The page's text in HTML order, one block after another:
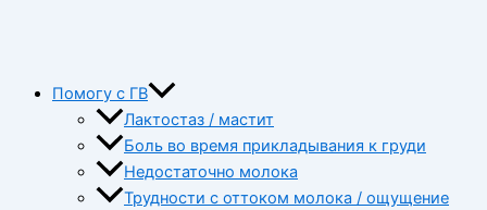
Помогу с ГВ
Лактостаз / мастит
Боль во время прикладывания к груди
Недостаточно молока
Трудности с оттоком молока / ощущение